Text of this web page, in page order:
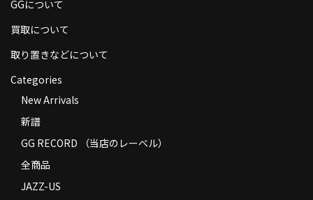
お支払い方法
返品
コンディション
Privacy Policy
特定商取引法に基づく表示
Contact
GGについて
買取について
取り置きなどについて
Categories
New Arrivals
新譜
GG RECORD （当店のレーベル）
全商品
JAZZ-US